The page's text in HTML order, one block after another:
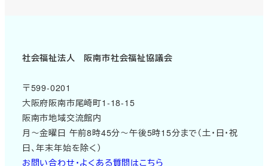
社会福祉法人 阪南市社会福祉協議会
〒599-0201
大阪府阪南市尾崎町1-18-15
阪南市地域交流館内
月～金曜日 午前8時45分～午後5時15分まで（土・日・祝
日、年末年始を除く）
お問い合わせ・よくある質問はこちら